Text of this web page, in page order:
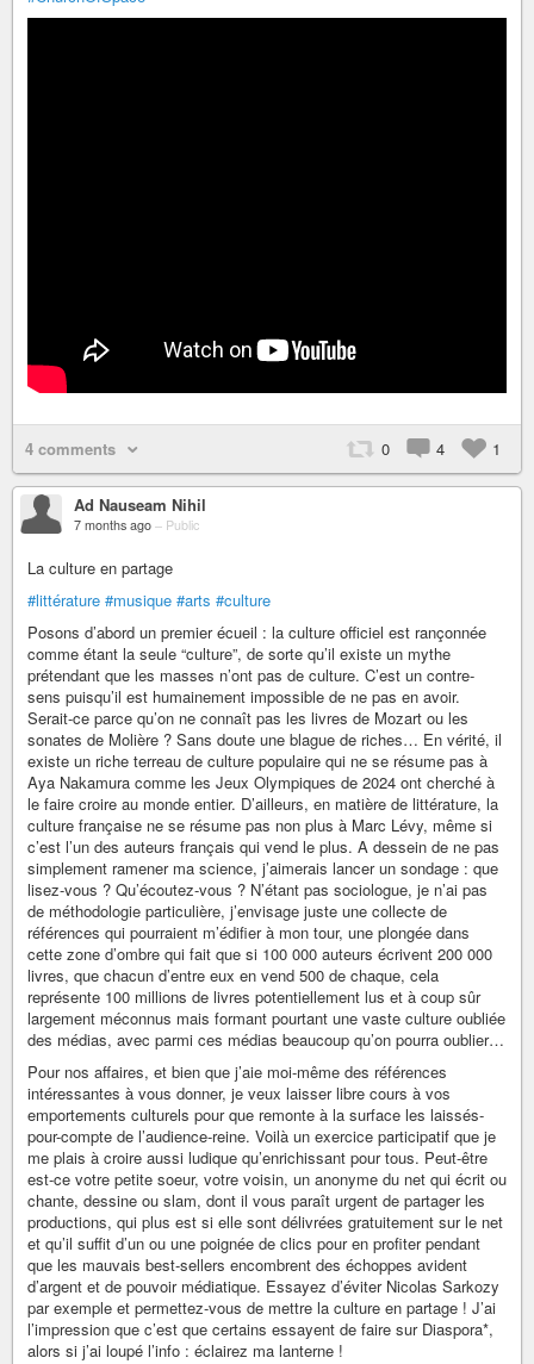
4 comments 0 4 1
Ad Nauseam Nihil
7 months ago – Public
La culture en partage
#littérature #musique #arts #culture
Posons d’abord un premier écueil : la culture officiel est rançonnée
comme étant la seule “culture”, de sorte qu’il existe un mythe
prétendant que les masses n’ont pas de culture. C’est un contre-
sens puisqu’il est humainement impossible de ne pas en avoir.
Serait-ce parce qu’on ne connaît pas les livres de Mozart ou les
sonates de Molière ? Sans doute une blague de riches… En vérité, il
existe un riche terreau de culture populaire qui ne se résume pas à
Aya Nakamura comme les Jeux Olympiques de 2024 ont cherché à
le faire croire au monde entier. D’ailleurs, en matière de littérature, la
culture française ne se résume pas non plus à Marc Lévy, même si
c’est l’un des auteurs français qui vend le plus. A dessein de ne pas
simplement ramener ma science, j’aimerais lancer un sondage : que
lisez-vous ? Qu’écoutez-vous ? N’étant pas sociologue, je n’ai pas
de méthodologie particulière, j’envisage juste une collecte de
références qui pourraient m’édifier à mon tour, une plongée dans
cette zone d’ombre qui fait que si 100 000 auteurs écrivent 200 000
livres, que chacun d’entre eux en vend 500 de chaque, cela
représente 100 millions de livres potentiellement lus et à coup sûr
largement méconnus mais formant pourtant une vaste culture oubliée
des médias, avec parmi ces médias beaucoup qu’on pourra oublier…
Pour nos affaires, et bien que j’aie moi-même des références
intéressantes à vous donner, je veux laisser libre cours à vos
emportements culturels pour que remonte à la surface les laissés-
pour-compte de l’audience-reine. Voilà un exercice participatif que je
me plais à croire aussi ludique qu’enrichissant pour tous. Peut-être
est-ce votre petite soeur, votre voisin, un anonyme du net qui écrit ou
chante, dessine ou slam, dont il vous paraît urgent de partager les
productions, qui plus est si elle sont délivrées gratuitement sur le net
et qu’il suffit d’un ou une poignée de clics pour en profiter pendant
que les mauvais best-sellers encombrent des échoppes avident
d’argent et de pouvoir médiatique. Essayez d’éviter Nicolas Sarkozy
par exemple et permettez-vous de mettre la culture en partage ! J’ai
l’impression que c’est que certains essayent de faire sur Diaspora*,
alors si j’ai loupé l’info : éclairez ma lanterne !